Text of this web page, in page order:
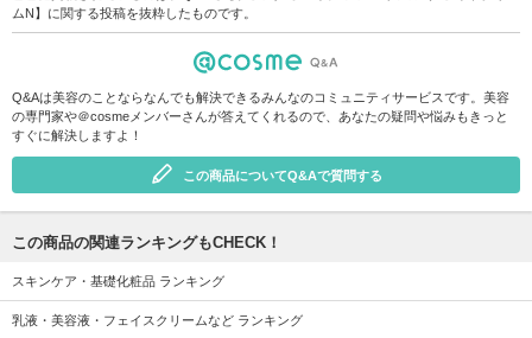
ムN】に関する投稿を抜粋したものです。
Q&Aは美容のことならなんでも解決できるみんなのコミュニティサービスです。美容
の専門家や＠cosmeメンバーさんが答えてくれるので、あなたの疑問や悩みもきっと
すぐに解決しますよ！
この商品についてQ&Aで質問する
この商品の関連ランキングもCHECK！
スキンケア・基礎化粧品 ランキング
乳液・美容液・フェイスクリームなど ランキング